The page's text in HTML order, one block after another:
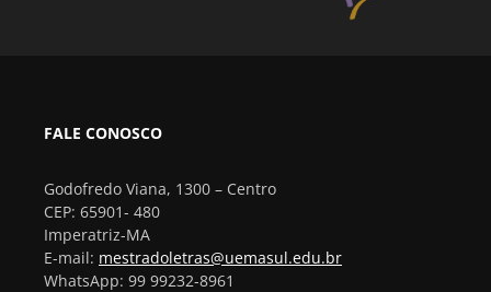
FALE CONOSCO
Godofredo Viana, 1300 – Centro
CEP: 65901- 480
Imperatriz-MA
E-mail: mestradoletras@uemasul.edu.br
WhatsApp: 99 99232-8961